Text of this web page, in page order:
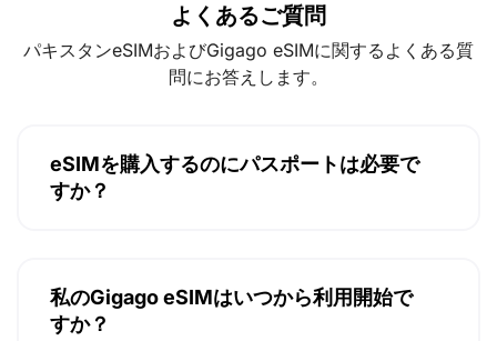
よくあるご質問
パキスタンeSIMおよびGigago eSIMに関するよくある質
問にお答えします。
eSIMを購入するのにパスポートは必要で
すか？
私のGigago eSIMはいつから利用開始で
すか？